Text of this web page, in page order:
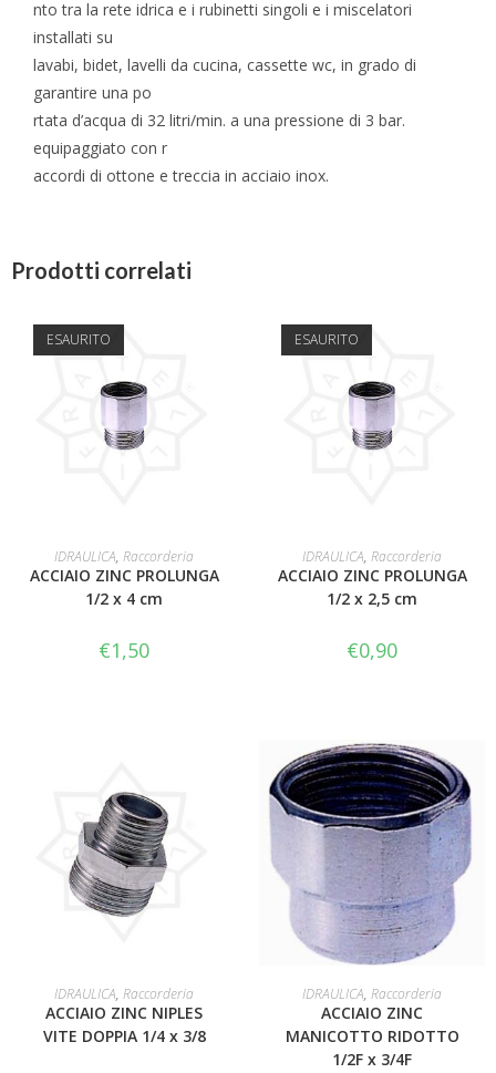
nto tra la rete idrica e i rubinetti singoli e i miscelatori
installati su
lavabi, bidet, lavelli da cucina, cassette wc, in grado di
garantire una po
rtata d’acqua di 32 litri/min. a una pressione di 3 bar.
equipaggiato con r
accordi di ottone e treccia in acciaio inox.
Prodotti correlati
ESAURITO
LEGGI TUTTO
IDRAULICA, Raccorderia
ACCIAIO ZINC PROLUNGA
1/2 x 4 cm
€1,50
ESAURITO
LEGGI TUTTO
IDRAULICA, Raccorderia
ACCIAIO ZINC PROLUNGA
1/2 x 2,5 cm
€0,90
AGGIUNGI AL CARRELLO
IDRAULICA, Raccorderia
ACCIAIO ZINC NIPLES
VITE DOPPIA 1/4 x 3/8
AGGIUNGI AL CARRELLO
IDRAULICA, Raccorderia
ACCIAIO ZINC
MANICOTTO RIDOTTO
1/2F x 3/4F